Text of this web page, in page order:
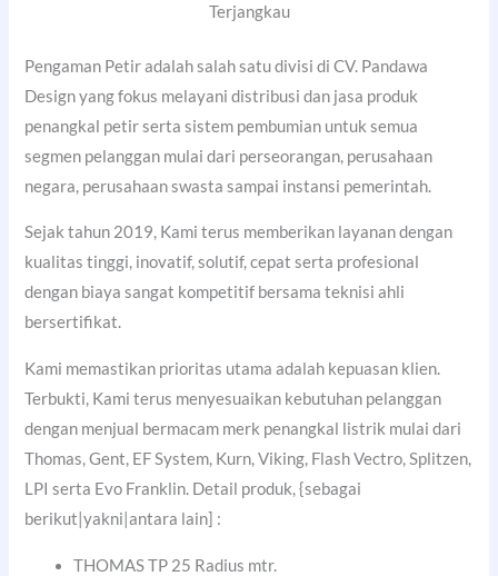
Terjangkau
Pengaman Petir adalah salah satu divisi di CV. Pandawa
Design yang fokus melayani distribusi dan jasa produk
penangkal petir serta sistem pembumian untuk semua
segmen pelanggan mulai dari perseorangan, perusahaan
negara, perusahaan swasta sampai instansi pemerintah.
Sejak tahun 2019, Kami terus memberikan layanan dengan
kualitas tinggi, inovatif, solutif, cepat serta profesional
dengan biaya sangat kompetitif bersama teknisi ahli
bersertifikat.
Kami memastikan prioritas utama adalah kepuasan klien.
Terbukti, Kami terus menyesuaikan kebutuhan pelanggan
dengan menjual bermacam merk penangkal listrik mulai dari
Thomas, Gent, EF System, Kurn, Viking, Flash Vectro, Splitzen,
LPI serta Evo Franklin. Detail produk, {sebagai
berikut|yakni|antara lain] :
THOMAS TP 25 Radius mtr.